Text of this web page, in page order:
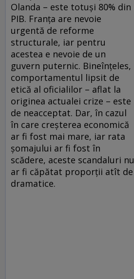
Olanda – este totuşi 80% din
PIB. Franţa are nevoie
urgentă de reforme
structurale, iar pentru
acestea e nevoie de un
guvern puternic. Bineînţeles,
comportamentul lipsit de
etică al oficialilor – aflat la
originea actualei crize – este
de neacceptat. Dar, în cazul
în care creşterea economică
ar fi fost mai mare, iar rata
şomajului ar fi fost în
scădere, aceste scandaluri nu
ar fi căpătat proporţii atît de
dramatice.